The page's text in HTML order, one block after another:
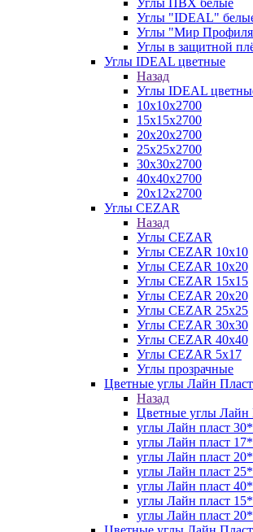
Углы ПВХ белые
Углы "IDEAL"
Углы "Мир
Углы в защитной
Углы IDEAL цветные
Назад
Углы IDEAL
10х10х2700
15х15х2700
20х20х2700
25х25х2700
30х30х2700
40х40х2700
20х12х2700
Углы CEZAR
Назад
Углы CEZAR
Углы CEZAR 10х10
Углы CEZAR 10х20
Углы CEZAR 15х15
Углы CEZAR 20х20
Углы CEZAR 25х25
Углы CEZAR 30х30
Углы CEZAR 40х40
Углы CEZAR 5х17
Углы прозрачные
Цветные углы Лайн
Назад
Цветные углы Лайн
углы Лайн пласт
углы Лайн пласт
углы Лайн пласт
углы Лайн пласт
углы Лайн пласт
углы Лайн пласт
углы Лайн пласт